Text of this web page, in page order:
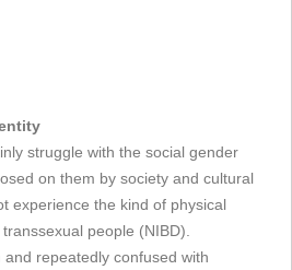
struggle with the social gender
on them by society and cultural
experience the kind of physical
people (NIBD).
repeatedly confused with